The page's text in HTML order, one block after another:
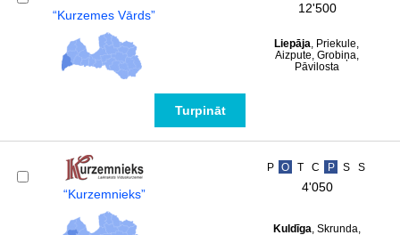
“Kurzemes Vārds” 12'500
Liepāja, Priekule,
Aizpute, Grobiņa,
Pāvilosta
Turpināt
“Kurzemnieks”
P O T C P S S
4'050
Kuldīga, Skrunda,